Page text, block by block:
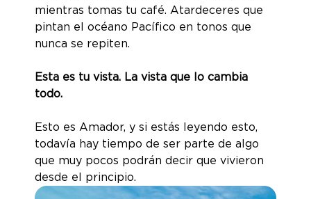
mientras tomas tu café. Atardeceres que
pintan el océano Pacífico en tonos que
nunca se repiten.
Esta es tu vista. La vista que lo cambia
todo.
Esto es Amador, y si estás leyendo esto,
todavía hay tiempo de ser parte de algo
que muy pocos podrán decir que vivieron
desde el principio.